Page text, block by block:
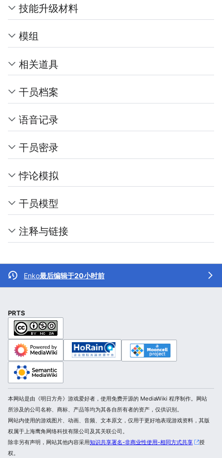
技能升级材料
模组
相关道具
干员档案
语音记录
干员密录
悖论模拟
干员模型
注释与链接
Enko最后编辑于20小时前
PRTS
本网站是由《明日方舟》游戏爱好者，使用免费开源的 MediaWiki 程序制作。网站
所涉及的公司名称、商标、产品等均为其各自所有者的资产，仅供识别。
网站内使用的游戏图片、动画、音频、文本原文，仅用于更好地表现游戏资料，其版
权属于上海鹰角网络科技有限公司及其关联公司。
除非另有声明，网站其他内容采用知识共享署名-非商业性使用-相同方式共享
授
权。